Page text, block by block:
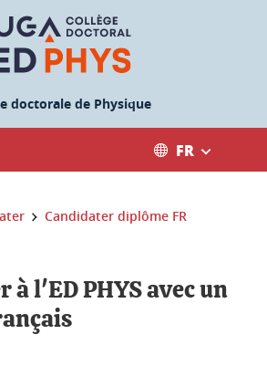
doctorale de Physique
FR
Candidater diplôme FR
à l'ED PHYS avec un